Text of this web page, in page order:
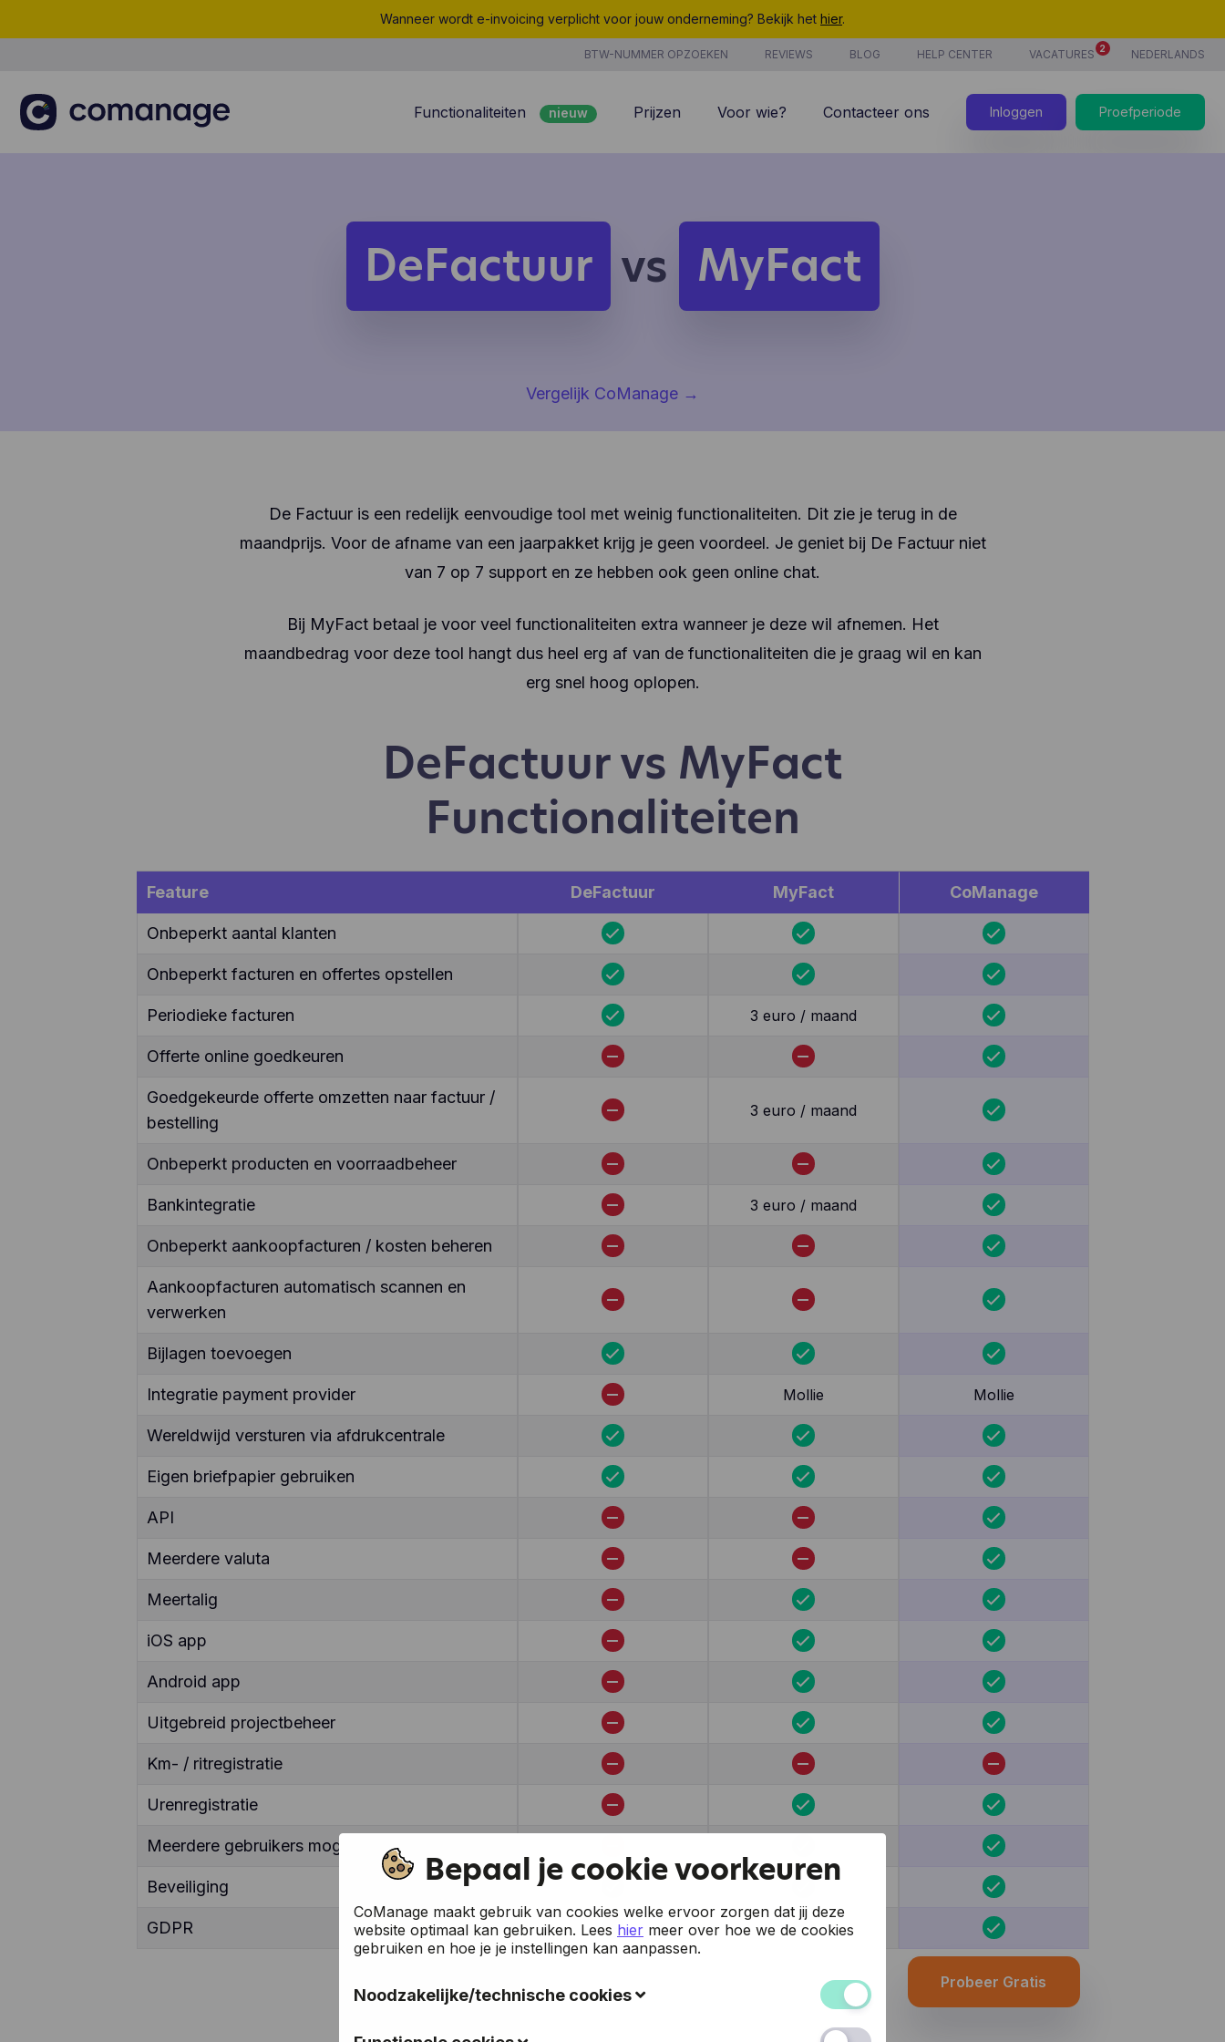
Wanneer wordt e-invoicing verplicht voor jouw onderneming? Bekijk het hier.
BTW-NUMMER OPZOEKEN REVIEWS BLOG HELP CENTER VACATURES 2 NEDERLANDS
Functionaliteiten nieuw
Offertes
Uurregistratie
Producten & Diensten
Prijzen Voor wie? Contacteer ons Inloggen Proefperiode
DeFactuur vs MyFact
Vergelijk CoManage →
De Factuur is een redelijk eenvoudige tool met weinig functionaliteiten. Dit zie je terug in de
maandprijs. Voor de afname van een jaarpakket krijg je geen voordeel. Je geniet bij De Factuur niet
van 7 op 7 support en ze hebben ook geen online chat.
Bij MyFact betaal je voor veel functionaliteiten extra wanneer je deze wil afnemen. Het
maandbedrag voor deze tool hangt dus heel erg af van de functionaliteiten die je graag wil en kan
erg snel hoog oplopen.
DeFactuur vs MyFact
Functionaliteiten
Feature DeFactuur MyFact CoManage
Onbeperkt aantal klanten
Onbeperkt facturen en offertes opstellen
Periodieke facturen 3 euro / maand
Offerte online goedkeuren
Goedgekeurde offerte omzetten naar factuur /
bestelling
3 euro / maand
Onbeperkt producten en voorraadbeheer
Bankintegratie 3 euro / maand
Onbeperkt aankoopfacturen / kosten beheren
Aankoopfacturen automatisch scannen en
verwerken
Bijlagen toevoegen
Integratie payment provider Mollie Mollie
Wereldwijd versturen via afdrukcentrale
Eigen briefpapier gebruiken
API
Meerdere valuta
Meertalig
iOS app
Android app
Uitgebreid projectbeheer
Km- / ritregistratie
Urenregistratie
Meerdere gebruikers mogelijk
Beveiliging
GDPR
Probeer Gratis
Bepaal je cookie voorkeuren
CoManage maakt gebruik van cookies welke ervoor zorgen dat jij deze
website optimaal kan gebruiken. Lees hier meer over hoe we de cookies
gebruiken en hoe je je instellingen kan aanpassen.
Noodzakelijke/technische cookies
Deze cookies verzamelen gegevens om de gebruiksvriendelijkheid van de